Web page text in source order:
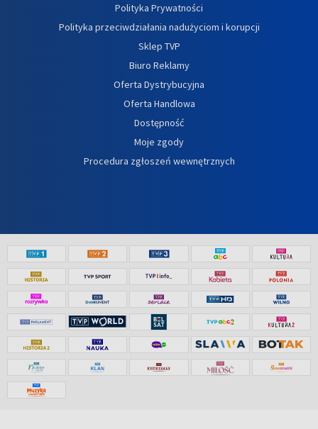
Polityka Prywatności
Polityka przeciwdziałania nadużyciom i korupcji
Sklep TVP
Biuro Reklamy
Oferta Dystrybucyjna
Oferta Handlowa
Dostępność
Moje zgody
Procedura zgłoszeń wewnętrznych